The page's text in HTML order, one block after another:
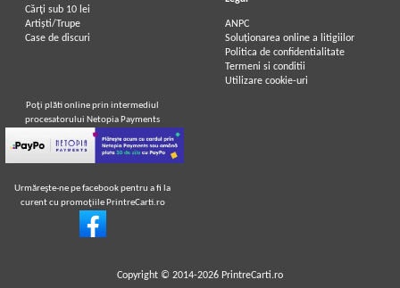
Cărţi sub 10 lei
Artiști/Trupe
Case de discuri
ANPC
Soluționarea online a litigiilor
Politica de confidentialitate
Termeni si conditii
Utilizare cookie-uri
Poţi plăti online prin intermediul
procesatorului Netopia Payments
Urmăreşte-ne pe facebook pentru a fi la
curent cu promoţiile PrintreCarti.ro
Copyright © 2014-2026 PrintreCarti.ro